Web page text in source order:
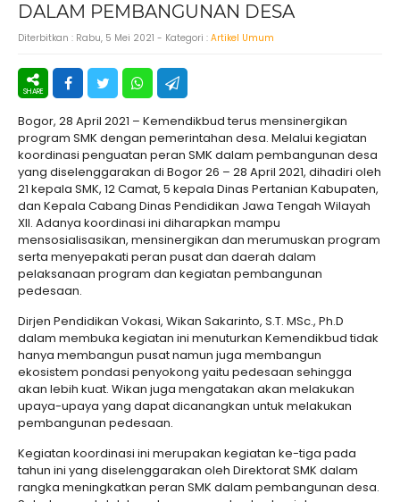
DALAM PEMBANGUNAN DESA
Diterbitkan : Rabu, 5 Mei 2021 - Kategori : Artikel Umum
Bogor, 28 April 2021 – Kemendikbud terus mensinergikan
program SMK dengan pemerintahan desa. Melalui kegiatan
koordinasi penguatan peran SMK dalam pembangunan desa
yang diselenggarakan di Bogor 26 – 28 April 2021, dihadiri oleh
21 kepala SMK, 12 Camat, 5 kepala Dinas Pertanian Kabupaten,
dan Kepala Cabang Dinas Pendidikan Jawa Tengah Wilayah
XII. Adanya koordinasi ini diharapkan mampu
mensosialisasikan, mensinergikan dan merumuskan program
serta menyepakati peran pusat dan daerah dalam
pelaksanaan program dan kegiatan pembangunan
pedesaan.
Dirjen Pendidikan Vokasi, Wikan Sakarinto, S.T. MSc., Ph.D
dalam membuka kegiatan ini menuturkan Kemendikbud tidak
hanya membangun pusat namun juga membangun
ekosistem pondasi penyokong yaitu pedesaan sehingga
akan lebih kuat. Wikan juga mengatakan akan melakukan
upaya-upaya yang dapat dicanangkan untuk melakukan
pembangunan pedesaan.
Kegiatan koordinasi ini merupakan kegiatan ke-tiga pada
tahun ini yang diselenggarakan oleh Direktorat SMK dalam
rangka meningkatkan peran SMK dalam pembangunan desa.